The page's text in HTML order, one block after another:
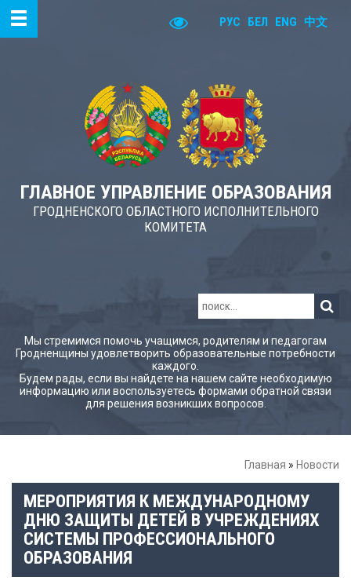
РУС БЕЛ ENG 中文
ГЛАВНОЕ УПРАВЛЕНИЕ ОБРАЗОВАНИЯ
ГРОДНЕНСКОГО ОБЛАСТНОГО ИСПОЛНИТЕЛЬНОГО
КОМИТЕТА
Мы стремимся помочь учащимся, родителям и педагогам
Гродненщины удовлетворить образовательные потребности
каждого.
Будем рады, если вы найдете на нашем сайте необходимую
информацию или воспользуетесь формами обратной связи
для решения возникших вопросов.
Главная » Новости
МЕРОПРИЯТИЯ К МЕЖДУНАРОДНОМУ
ДНЮ ЗАЩИТЫ ДЕТЕЙ В УЧРЕЖДЕНИЯХ
СИСТЕМЫ ПРОФЕССИОНАЛЬНОГО
ОБРАЗОВАНИЯ